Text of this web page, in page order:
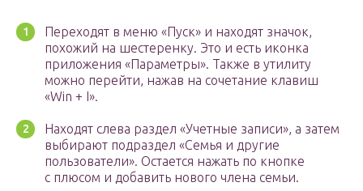
Переходят в меню «Пуск» и находят значок,
похожий на шестеренку. Это и есть иконка
приложения «Параметры». Также в утилиту
можно перейти, нажав на сочетание клавиш
«Win + I».
Находят слева раздел «Учетные записи», а затем
выбирают подраздел «Семья и другие
пользователи». Остается нажать по кнопке
с плюсом и добавить нового члена семьи.